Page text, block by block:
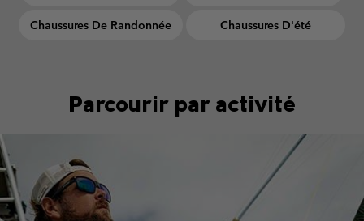
Chaussures De Randonnée Chaussures D'été
Parcourir par activité
Urban Aventures collection